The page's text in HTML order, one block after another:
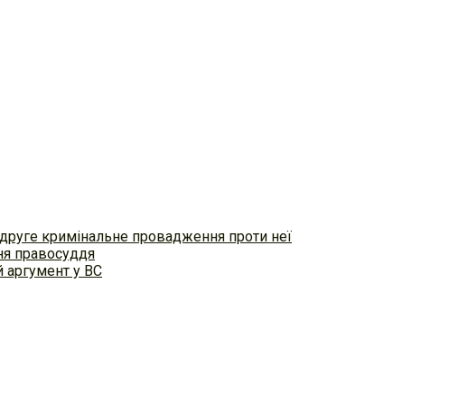
кримінальне провадження проти неї
правосуддя
аргумент у ВС